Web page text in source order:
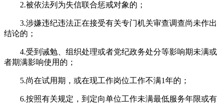
2.被依法列为失信联合惩戒对象的；
3.涉嫌违纪违法正在接受有关专门机关审查调查尚未作出
结论的；
4.受到诫勉、组织处理或者党纪政务处分等影响期未满或
者期满影响使用的；
5.尚在试用期，或在现工作岗位工作不满1年的；
6.按照有关规定，到定向单位工作未满最低服务年限或有